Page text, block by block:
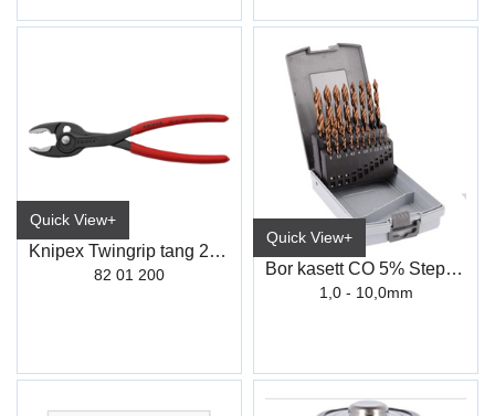
Quick View+
Knipex Twingrip tang 200mm
82 01 200
Quick View+
Bor kasett CO 5% Step-Tech
1,0 - 10,0mm